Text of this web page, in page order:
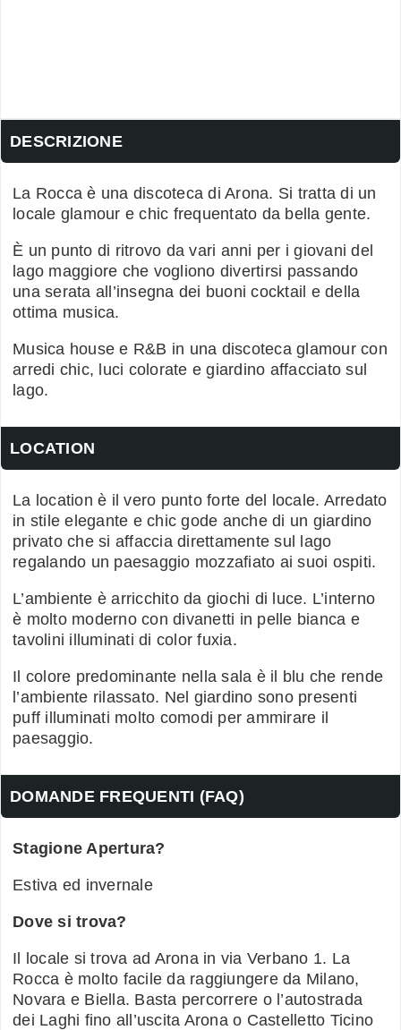
DESCRIZIONE
La Rocca è una discoteca di Arona. Si tratta di un
locale glamour e chic frequentato da bella gente.
È un punto di ritrovo da vari anni per i giovani del
lago maggiore che vogliono divertirsi passando
una serata all’insegna dei buoni cocktail e della
ottima musica.
Musica house e R&B in una discoteca glamour con
arredi chic, luci colorate e giardino affacciato sul
lago.
LOCATION
La location è il vero punto forte del locale. Arredato
in stile elegante e chic gode anche di un giardino
privato che si affaccia direttamente sul lago
regalando un paesaggio mozzafiato ai suoi ospiti.
L’ambiente è arricchito da giochi di luce. L’interno
è molto moderno con divanetti in pelle bianca e
tavolini illuminati di color fuxia.
Il colore predominante nella sala è il blu che rende
l’ambiente rilassato. Nel giardino sono presenti
puff illuminati molto comodi per ammirare il
paesaggio.
DOMANDE FREQUENTI (FAQ)
Stagione Apertura?
Estiva ed invernale
Dove si trova?
Il locale si trova ad Arona in via Verbano 1. La
Rocca è molto facile da raggiungere da Milano,
Novara e Biella. Basta percorrere o l’autostrada
dei Laghi fino all’uscita Arona o Castelletto Ticino